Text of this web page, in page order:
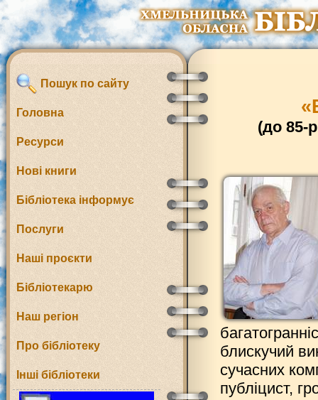
Пошук по сайту
Головна
Ресурси
Нові книги
Бібліотека інформує
Послуги
Наші проєкти
Бібліотекарю
Наш регіон
Про бібліотеку
Інші бібліотеки
(до 85-
блискучий
сучасних
публіцист,